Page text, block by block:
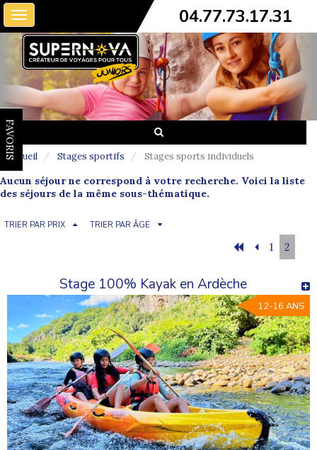
Toggle
navigation
04.77.73.17.31
FAVORIS
Accueil Stages sportifs Stages sports individuels
Aucun séjour ne correspond à votre recherche. Voici la liste
des séjours de la même sous-thématique.
TRIER PAR PRIX TRIER PAR ÂGE
1 2
Stage 100% Kayak en Ardèche
12-16 ANS